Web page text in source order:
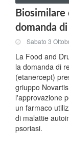
Biosimilare
domanda di
Sabato 3
La Food and
la domanda di
(etanercept)
griuppo
l'approvazione
un farmaco
di malattie
psoriasi.